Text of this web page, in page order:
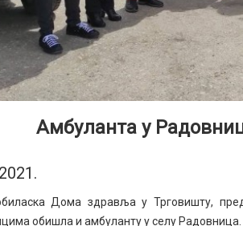
Амбуланта у
Дома здравља у Трговишту,
обишла и амбуланту у селу Радовница.